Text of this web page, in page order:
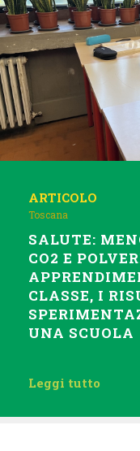
ARTICOLO
Toscana
SALUTE:
CO2 E
CLASSE, I
UNA SCUOLA
Leggi tutto